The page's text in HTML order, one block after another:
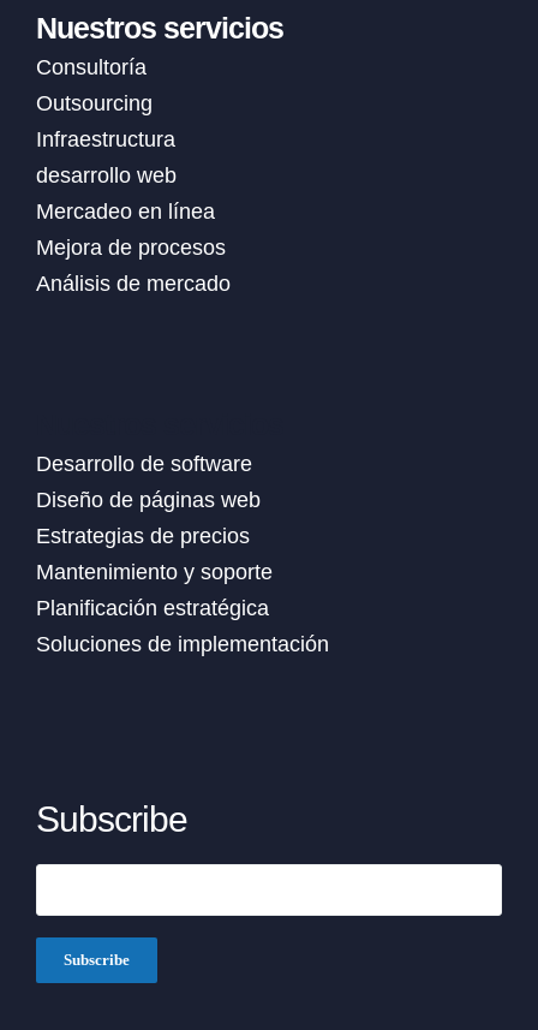
Nuestros servicios
Consultoría
Outsourcing
Infraestructura
desarrollo web
Mercadeo en línea
Mejora de procesos
Análisis de mercado
Desarrollo de software
Diseño de páginas web
Estrategias de precios
Mantenimiento y soporte
Planificación estratégica
Soluciones de implementación
Subscribe